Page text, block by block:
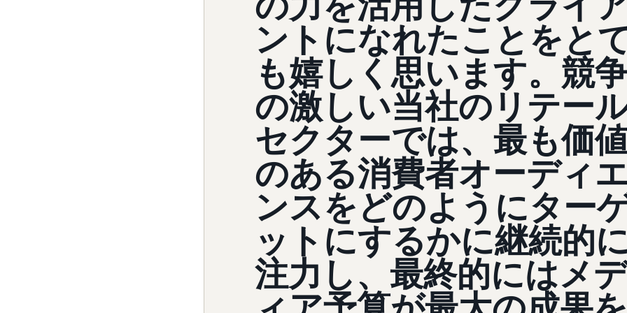
ントになれたことをと
も嬉しく思います。競
の激しい当社のリテー
セクターでは、最も価
のある消費者オーディエ
ンスをどのようにター
ットにするかに継続的に
注力し、最終的にはメデ